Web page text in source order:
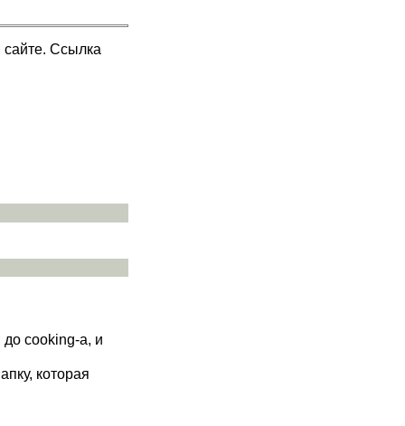
сайте. Ссылка
до cooking-а, и
которая